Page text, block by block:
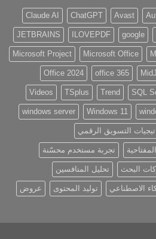
Avast
ChatGPT
Claude AI
google
ILOVEPDF
JETBRAINS
Microsoft Office
Microsoft Project
office 365
Office 2024
SQL
Trend
TSplus
Videos
Windows 11
windows server
التسويق الرقمي
تجربة مستخدم محسّنة
البحث تحليل المنافسين
الاصطناعي توليد المحتوى عروض